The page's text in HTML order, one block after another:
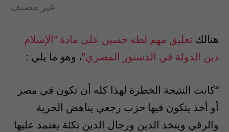
غير مصنف
هنالك تعليق مهم لطه حسين على مادة “الإسلام
دين الدولة في الدستور المصري”، وهو ما يلي :
“كانت النتيجة الخطرة لهذا كله أن تكون في مصر
أو أخذ يتكون فيها حزب رجعي يناهض الحرية
والرقي ويتخذ الدين ورجال الدين تكئة يعتمد عليها